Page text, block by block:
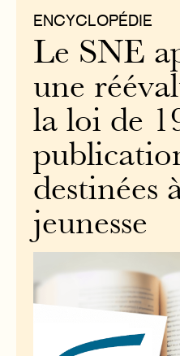
ENCYCLOPÉDIE
Le SNE
une
la loi de
destinées
jeunesse